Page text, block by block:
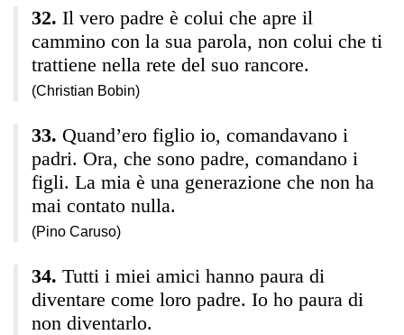
Il vero padre è colui che apre il
cammino con la sua parola, non colui che ti
trattiene nella rete del suo rancore.
(Christian Bobin)
Quand’ero figlio io, comandavano i
padri. Ora, che sono padre, comandano i
figli. La mia è una generazione che non ha
mai contato nulla.
(Pino Caruso)
Tutti i miei amici hanno paura di
diventare come loro padre. Io ho paura di
non diventarlo.